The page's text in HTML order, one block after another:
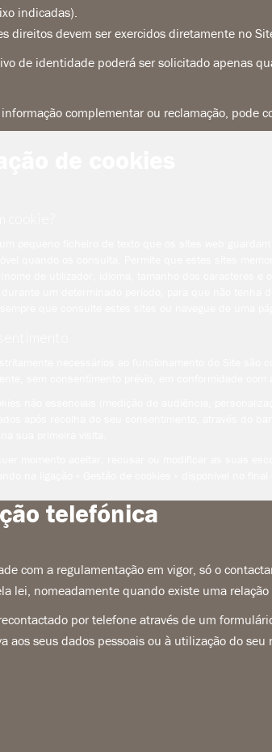
indicadas).
direitos devem ser exercidos diretamente no
de identidade poderá ser solicitado apenas
complementar ou reclamação, pode
telefónica
com a regulamentação em vigor, só o
lei, nomeadamente quando existe uma
por telefone através de um
aos seus dados pessoais ou à utilização do